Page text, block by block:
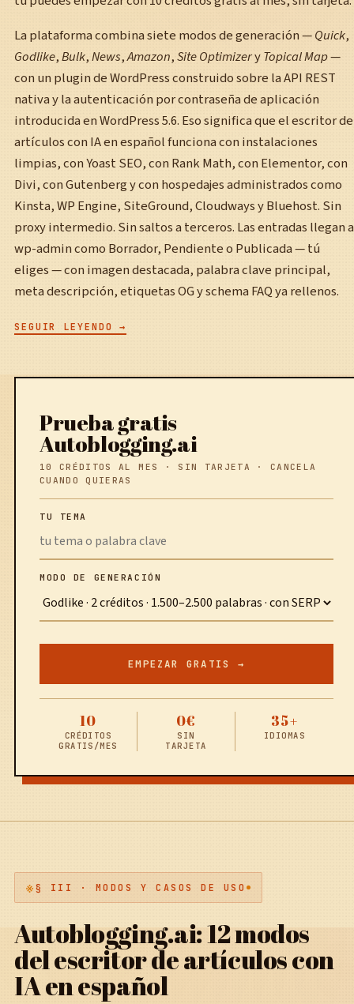
La plataforma combina siete modos de generación —Quick,
Godlike,Bulk,News,Amazon,Site OptimizeryTopical Map—
con un plugin de WordPress construido sobre la API REST
nativa y la autenticación por contraseña de aplicación
introducida en WordPress 5.6. Eso significa que el escritor de
artículos con IA en español funciona con instalaciones
limpias, con Yoast SEO, con Rank Math, con Elementor, con
Divi, con Gutenberg y con hospedajes administrados como
Kinsta, WP Engine, SiteGround, Cloudways y Bluehost. Sin
proxy intermedio. Sin saltos a terceros. Las entradas llegan a
wp-admin como Borrador, Pendiente o Publicada — tú
eliges — con imagen destacada, palabra clave principal,
meta descripción, etiquetas OG y schema FAQ ya rellenos.
SEGUIR LEYENDO →
Prueba gratis
Autoblogging.ai
10 CRÉDITOS AL MES · SIN TARJETA · CANCELA
CUANDO QUIERAS
TU TEMA
MODO DE GENERACIÓN
EMPEZAR GRATIS →
10
CRÉDITOS
GRATIS/MES
0€
SIN
TARJETA
35+
IDIOMAS
§ III · MODOS Y CASOS DE USO
Autoblogging.ai: 12 modos
del escritor de artículos con
IA en español